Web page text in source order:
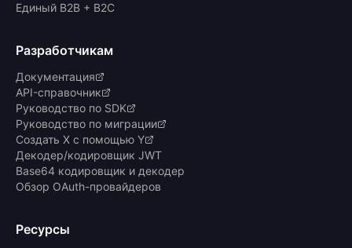
Единый B2B + B2C
Разработчикам
Документация
API-справочник
Руководство по SDK
Руководство по миграции
Создать X с помощью Y
Декодер/кодировщик JWT
Base64 кодировщик и декодер
Обзор OAuth-провайдеров
Ресурсы